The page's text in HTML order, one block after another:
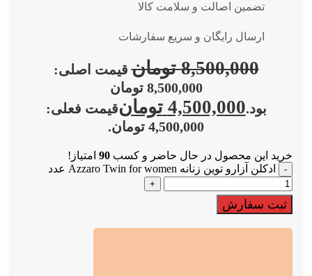
تضمین اصالت و سلامت کالا
ارسال رایگان و سریع سفارشات
8,500,000 تومان قیمت اصلی:
8,500,000 تومان
بود.4,500,000 تومانقیمت فعلی:
4,500,000 تومان.
خرید این محصول در حال حاضر و کسب 90 امتیاز!
ادکلن آزارو توین زنانه Azzaro Twin for women عدد
ثبت سفارش